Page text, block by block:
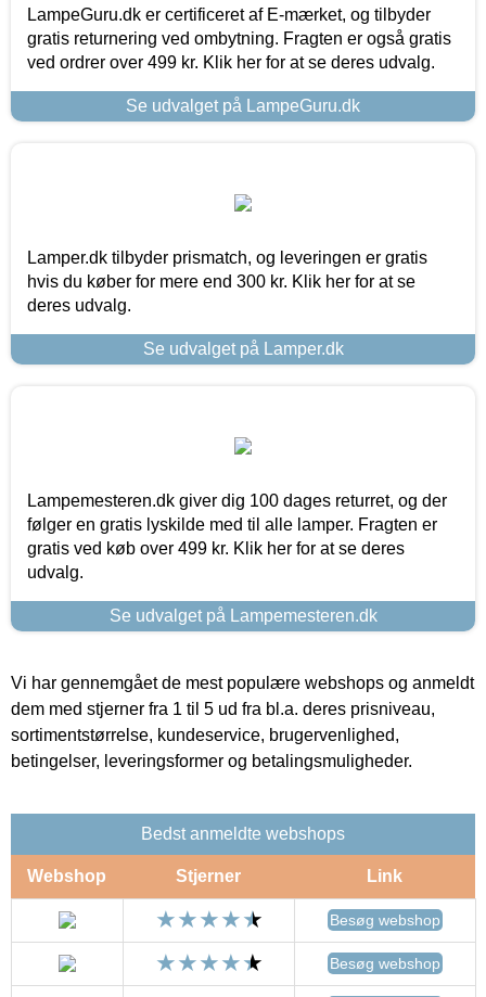
LampeGuru.dk er certificeret af E-mærket, og tilbyder
gratis returnering ved ombytning. Fragten er også gratis
ved ordrer over 499 kr. Klik her for at se deres udvalg.
Se udvalget på LampeGuru.dk
Lamper.dk tilbyder prismatch, og leveringen er gratis
hvis du køber for mere end 300 kr. Klik her for at se
deres udvalg.
Se udvalget på Lamper.dk
Lampemesteren.dk giver dig 100 dages returret, og der
følger en gratis lyskilde med til alle lamper. Fragten er
gratis ved køb over 499 kr. Klik her for at se deres
udvalg.
Se udvalget på Lampemesteren.dk
Vi har gennemgået de mest populære webshops og anmeldt
dem med stjerner fra 1 til 5 ud fra bl.a. deres prisniveau,
sortimentstørrelse, kundeservice, brugervenlighed,
betingelser, leveringsformer og betalingsmuligheder.
Bedst anmeldte webshops
Webshop Stjerner Link
Besøg webshop
Besøg webshop